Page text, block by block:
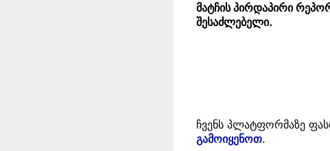
მატჩის პირდაპირი
შესაძლებელი.
ჩვენს პლატფორმაზე
გამოიყენოთ.